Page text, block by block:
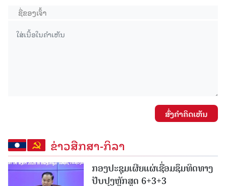
ສົ່ງຄໍາຄິດເຫັນ
ຂ່າວສືກສາ-ກິລາ
ກອງປະຊຸມເຜີຍແຜ່ເຊື່ອມຊຶມທິດທາງ
ປັບປຸງຫຼັກສູດ 6+3+3